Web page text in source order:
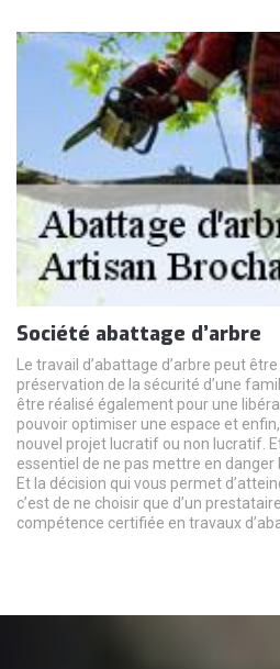
Société abattage d’arbre
Le travail d’abattage d’arbre peut
préservation de la sécurité d’une
être réalisé également pour une
pouvoir optimiser une espace et
nouvel projet lucratif ou non lucratif.
essentiel de ne pas mettre en
Et la décision qui vous permet
c’est de ne choisir que d’un
compétence certifiée en travaux